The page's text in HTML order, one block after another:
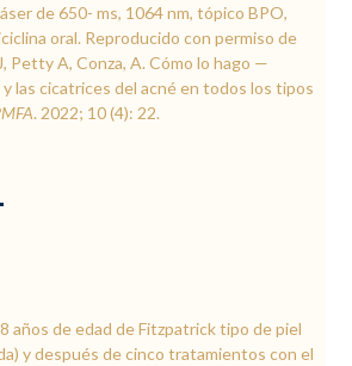
de 650- ms, 1064 nm, tópico BPO,
oral. Reproducido con permiso de
Petty A, Conza, A. Cómo lo hago —
las cicatrices del acné en todos los tipos
. 2022; 10 (4): 22.
años de edad de Fitzpatrick tipo de piel
y después de cinco tratamientos con el